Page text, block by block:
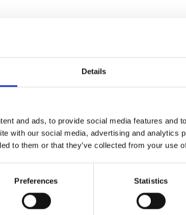
Details
and ads, to provide social media features and
with our social media, advertising and analytics
to them or that they’ve collected from your use
Preferences Statistics
Ellen Wille Alive